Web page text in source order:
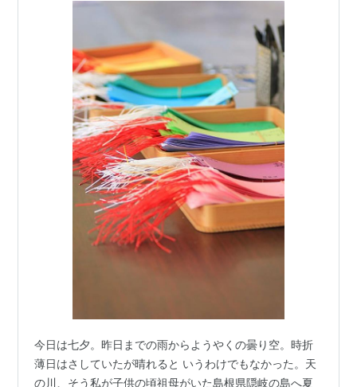
今日は七夕。昨日までの雨からようやくの曇り空。時折
薄日はさしていたが晴れると いうわけでもなかった。天
の川、そう私が子供の頃祖母がいた島根県隠岐の島へ夏